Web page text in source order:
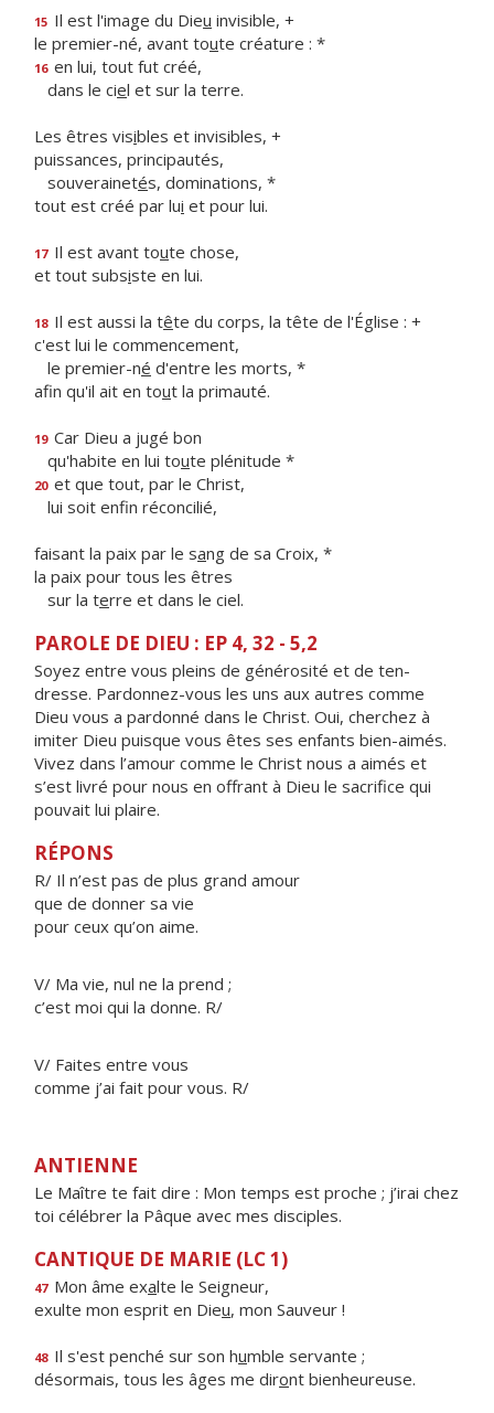
15 Il est l'image du Dieu invisible, +
le premier-né, avant toute créature : *
16 en lui, tout fut créé,
dans le ciel et sur la terre.
Les êtres visibles et invisibles, +
puissances, principautés,
souverainetés, dominations, *
tout est créé par lui et pour lui.
17 Il est avant toute chose,
et tout subsiste en lui.
18 Il est aussi la tête du corps, la tête de l'Église : +
c'est lui le commencement,
le premier-né d'entre les morts, *
afin qu'il ait en tout la primauté.
19 Car Dieu a jugé bon
qu'habite en lui toute plénitude *
20 et que tout, par le Christ,
lui soit enfn réconcilié,
faisant la paix par le sang de sa Croix, *
la paix pour tous les êtres
sur la terre et dans le ciel.
PAROLE DE DIEU : EP 4, 32 - 5,2
Soyez entre vous pleins de générosité et de ten­
dresse. Pardonnez-vous les uns aux autres comme
Dieu vous a pardonné dans le Christ. Oui, cherchez à
imiter Dieu puisque vous êtes ses enfants bien-aimés.
Vivez dans l’amour comme le Christ nous a aimés et
s’est livré pour nous en offrant à Dieu le sacrifice qui
pouvait lui plaire.
RÉPONS
R/ Il n’est pas de plus grand amour
que de donner sa vie
pour ceux qu’on aime.
V/ Ma vie, nul ne la prend ;
c’est moi qui la donne. R/
V/ Faites entre vous
comme j’ai fait pour vous. R/
ANTIENNE
Le Maître te fait dire : Mon temps est proche ; j’irai chez
toi célébrer la Pâque avec mes disciples.
CANTIQUE DE MARIE (LC 1)
47 Mon âme exalte le Seigneur,
exulte mon esprit en Dieu, mon Sauveur !
48 Il s'est penché sur son humble servante ;
désormais, tous les âges me diront bienheureuse.